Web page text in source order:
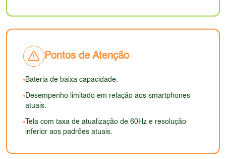
Pontos de Atenção
Bateria de baixa capacidade.
Desempenho limitado em relação aos smartphones
atuais.
Tela com taxa de atualização de 60Hz e resolução
inferior aos padrões atuais.